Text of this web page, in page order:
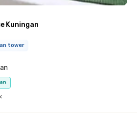
Kuningan
tower